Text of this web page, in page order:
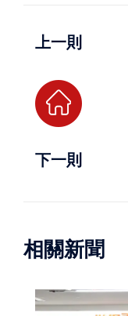
上一則
下一則
相關新聞